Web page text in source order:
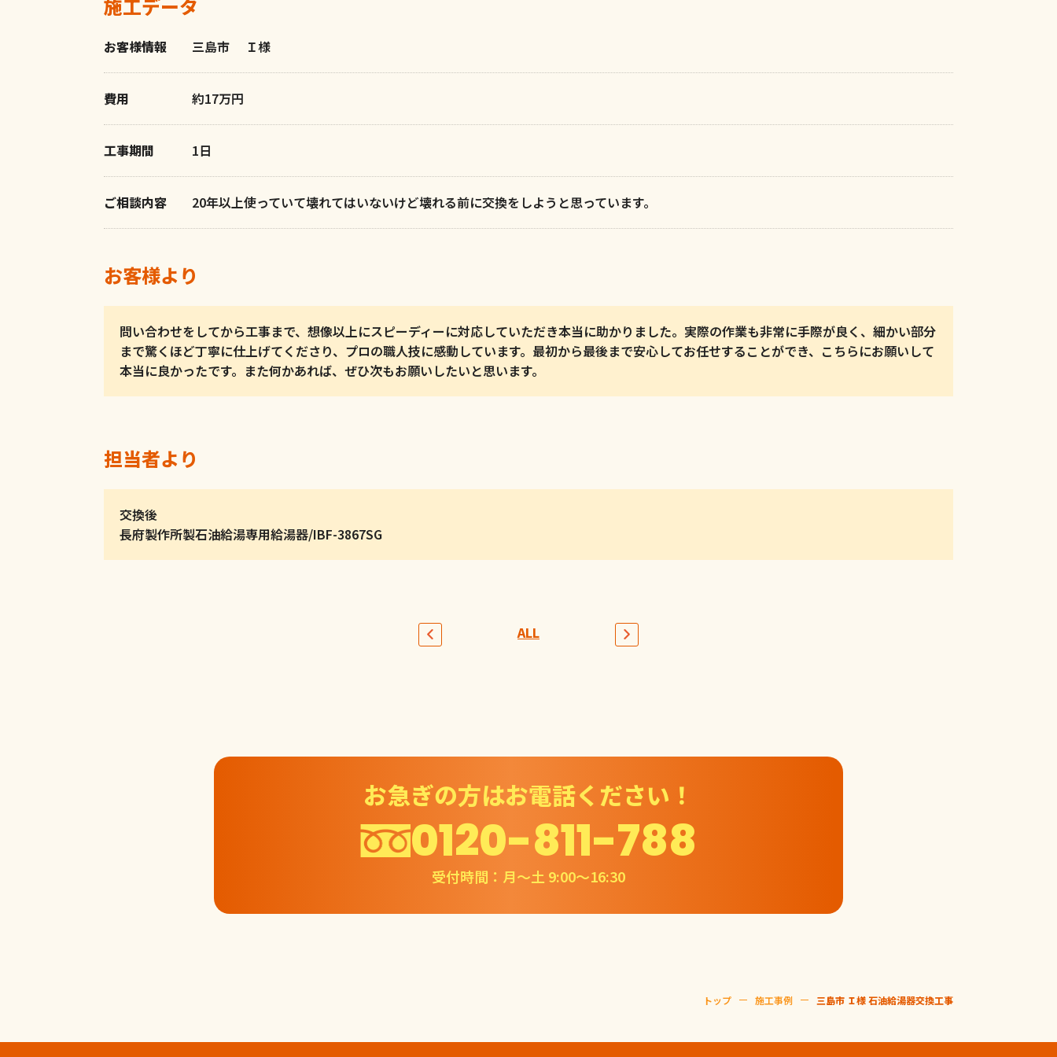
施工データ
お客様情報 三島市 Ｉ様
費用 約17万円
工事期間 1日
ご相談内容 20年以上使っていて壊れてはいないけど壊れる前に交換をしようと思っています。
お客様より
問い合わせをしてから工事まで、想像以上にスピーディーに対応していただき本当に助かりました。実際の作業も非常に手際が良く、細かい部分
まで驚くほど丁寧に仕上げてくださり、プロの職人技に感動しています。最初から最後まで安心してお任せすることができ、こちらにお願いして
本当に良かったです。また何かあれば、ぜひ次もお願いしたいと思います。
担当者より
交換後
長府製作所製石油給湯専用給湯器/IBF-3867SG
ALL
お急ぎの方はお電話ください！
0120-811-788
受付時間：月〜土 9:00〜16:30
トップ 施工事例 三島市 Ｉ様 石油給湯器交換工事